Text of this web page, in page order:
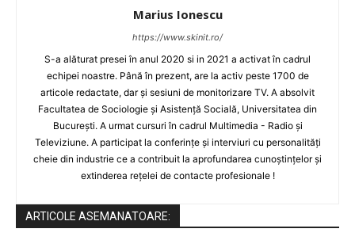
Marius Ionescu
https://www.skinit.ro/
S-a alăturat presei în anul 2020 si in 2021 a activat în cadrul
echipei noastre. Până în prezent, are la activ peste 1700 de
articole redactate, dar și sesiuni de monitorizare TV. A absolvit
Facultatea de Sociologie și Asistență Socială, Universitatea din
București. A urmat cursuri în cadrul Multimedia - Radio și
Televiziune. A participat la conferințe și interviuri cu personalități
cheie din industrie ce a contribuit la aprofundarea cunoștințelor și
extinderea rețelei de contacte profesionale !
ARTICOLE ASEMANATOARE: